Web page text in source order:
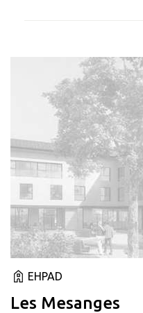
EHPAD
Les Mesanges